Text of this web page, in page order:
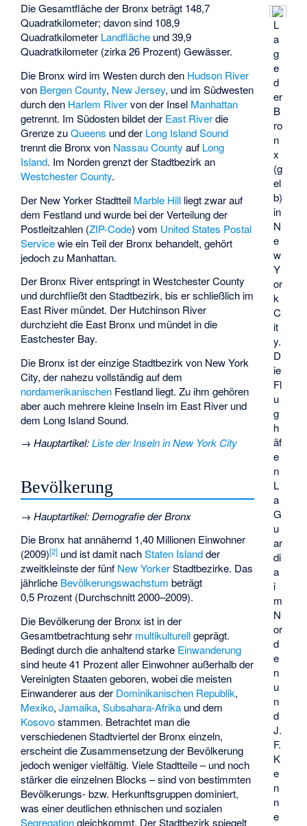
L
a
g
e
d
er
B
ro
n
x
(g
el
b)
in
N
e
w
Y
or
k
C
it
y.
D
ie
Fl
u
g
h
äf
e
n
L
a
G
u
ar
di
a
i
m
N
or
d
e
n
u
n
d
J.
F.
K
e
n
n
e
Die Gesamtfläche der Bronx beträgt 148,7
Quadratkilometer; davon sind 108,9
Quadratkilometer Landfläche und 39,9
Quadratkilometer (zirka 26 Prozent) Gewässer.
Die Bronx wird im Westen durch den Hudson River
von Bergen County, New Jersey, und im Südwesten
durch den Harlem Rivervon der Insel Manhattan
getrennt. Im Südosten bildet der East Riverdie
Grenze zuQueens und der Long Island Sound
trennt die Bronx von Nassau County auf Long
Island. Im Norden grenzt der Stadtbezirk an
Westchester County.
Der New Yorker Stadtteil Marble Hill liegt zwar auf
dem Festland und wurde bei der Verteilung der
Postleitzahlen (ZIP-Code) vom United States Postal
Servicewie ein Teil der Bronx behandelt, gehört
jedoch zu Manhattan.
Der Bronx Riverentspringt in Westchester County
und durchfließt den Stadtbezirk, bis er schließlich im
East River mündet. Der Hutchinson River
durchzieht die East Bronx und mündet in die
Eastchester Bay.
Die Bronx ist der einzige Stadtbezirk von New York
City, der nahezu vollständig auf dem
nordamerikanischen Festland liegt. Zu ihm gehören
aber auch mehrere kleine Inseln im East River und
dem Long Island Sound.
→Hauptartikel:Liste der Inseln in New York City
Bevölkerung
→Hauptartikel:Demografie der Bronx
Die Bronx hat annähernd 1,40 Millionen Einwohner
(2009)[2] und ist damit nachStaten Islandder
zweitkleinste der fünf New YorkerStadtbezirke. Das
jährliche Bevölkerungswachstum beträgt
0,5 Prozent (Durchschnitt 2000–2009).
Die Bevölkerung der Bronx ist in der
Gesamtbetrachtung sehr multikulturellgeprägt.
Bedingt durch die anhaltend starke Einwanderung
sind heute 41 Prozent aller Einwohner außerhalb der
Vereinigten Staaten geboren, wobei die meisten
Einwanderer aus der Dominikanischen Republik,
Mexiko,Jamaika,Subsahara-Afrika und dem
Kosovostammen. Betrachtet man die
verschiedenen Stadtviertel der Bronx einzeln,
erscheint die Zusammensetzung der Bevölkerung
jedoch weniger vielfältig. Viele Stadtteile – und noch
stärker die einzelnen Blocks – sind von bestimmten
Bevölkerungs- bzw. Herkunftsgruppen dominiert,
was einer deutlichen ethnischen und sozialen
Segregationgleichkommt. Der Stadtbezirk spiegelt